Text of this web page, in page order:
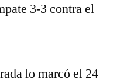
3-3 contra el
lo marcó el 24